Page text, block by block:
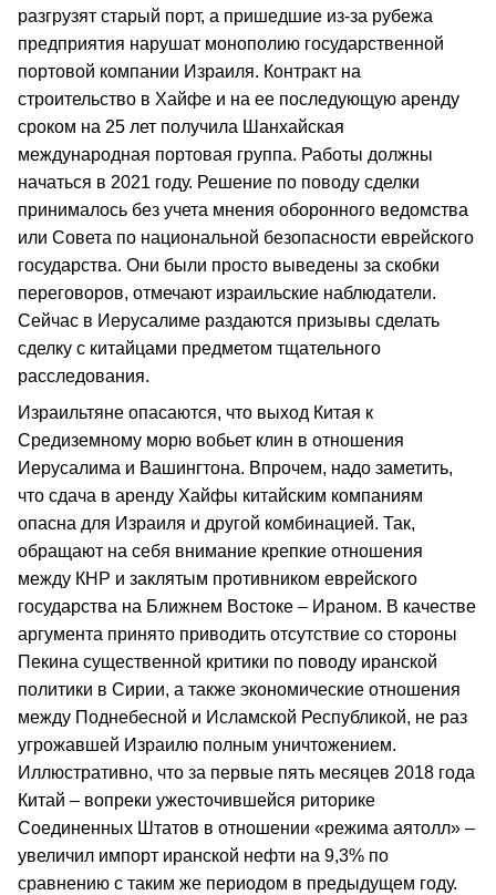
разгрузят старый порт, а пришедшие из-за рубежа
предприятия нарушат монополию государственной
портовой компании Израиля. Контракт на
строительство в Хайфе и на ее последующую аренду
сроком на 25 лет получила Шанхайская
международная портовая группа. Работы должны
начаться в 2021 году. Решение по поводу сделки
принималось без учета мнения оборонного ведомства
или Совета по национальной безопасности еврейского
государства. Они были просто выведены за скобки
переговоров, отмечают израильские наблюдатели.
Сейчас в Иерусалиме раздаются призывы сделать
сделку с китайцами предметом тщательного
расследования.
Израильтяне опасаются, что выход Китая к
Средиземному морю вобьет клин в отношения
Иерусалима и Вашингтона. Впрочем, надо заметить,
что сдача в аренду Хайфы китайским компаниям
опасна для Израиля и другой комбинацией. Так,
обращают на себя внимание крепкие отношения
между КНР и заклятым противником еврейского
государства на Ближнем Востоке – Ираном. В качестве
аргумента принято приводить отсутствие со стороны
Пекина существенной критики по поводу иранской
политики в Сирии, а также экономические отношения
между Поднебесной и Исламской Республикой, не раз
угрожавшей Израилю полным уничтожением.
Иллюстративно, что за первые пять месяцев 2018 года
Китай – вопреки ужесточившейся риторике
Соединенных Штатов в отношении «режима аятолл» –
увеличил импорт иранской нефти на 9,3% по
сравнению с таким же периодом в предыдущем году.